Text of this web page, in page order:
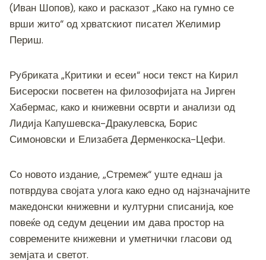
(Иван Шопов), како и расказот „Како на гумно се
врши жито“ од хрватскиот писател Желимир
Периш.
Рубриката „Критики и есеи“ носи текст на Кирил
Бисероски посветен на филозофијата на Јирген
Хабермас, како и книжевни осврти и анализи од
Лидија Капушевска-Дракулевска, Борис
Симоновски и Елизабета Дерменкоска-Цефи.
Со новото издание, „Стремеж“ уште еднаш ја
потврдува својата улога како едно од најзначајните
македонски книжевни и културни списанија, кое
повеќе од седум децении им дава простор на
современите книжевни и уметнички гласови од
земјата и светот.